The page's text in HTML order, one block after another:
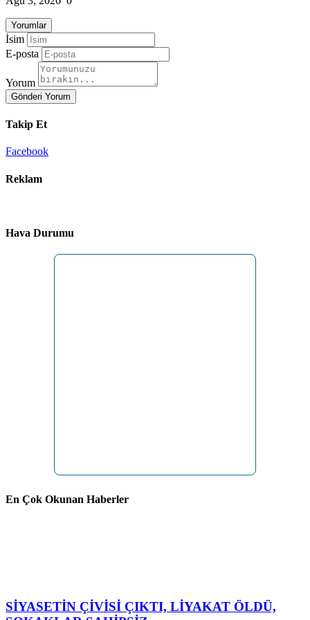
Yorumlar
İsim
E-posta
Yorum
Gönderi Yorum
Takip Et
Facebook
Reklam
Hava Durumu
En Çok Okunan Haberler
SİYASETİN ÇİVİSİ ÇIKTI, LİYAKAT ÖLDÜ,